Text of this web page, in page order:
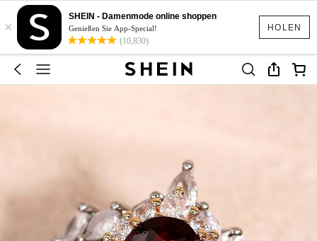
HOLEN
×
SHEIN - Damenmode online shoppen
Genießen Sie App-Special!
(10,830)